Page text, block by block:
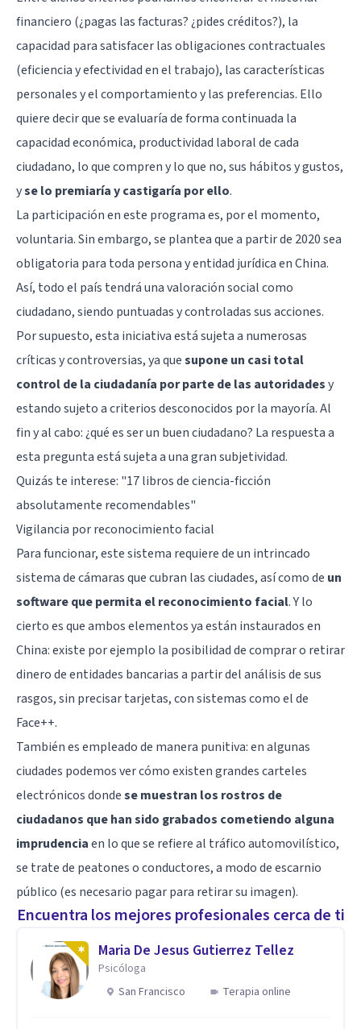
financiero (¿pagas las facturas? ¿pides créditos?), la
capacidad para satisfacer las obligaciones contractuales
(eficiencia y efectividad en el trabajo), las características
personales y el comportamiento y las preferencias. Ello
quiere decir que se evaluaría de forma continuada la
capacidad económica, productividad laboral de cada
ciudadano, lo que compren y lo que no, sus hábitos y gustos,
yse lo premiaría y castigaría por ello.
La participación en este programa es, por el momento,
voluntaria. Sin embargo, se plantea que a partir de 2020 sea
obligatoria para toda persona y entidad jurídica en China.
Así, todo el país tendrá una valoración social como
ciudadano, siendo puntuadas y controladas sus acciones.
Por supuesto, esta iniciativa está sujeta a numerosas
críticas y controversias, ya quesupone un casi total
control de la ciudadanía por parte de las autoridadesy
estando sujeto a criterios desconocidos por la mayoría. Al
fin y al cabo: ¿qué es ser un buen ciudadano? La respuesta a
esta pregunta está sujeta a una gran subjetividad.
Quizás te interese: "17 libros de ciencia-ficción
absolutamente recomendables"
Vigilancia por reconocimiento facial
Para funcionar, este sistema requiere de un intrincado
sistema de cámaras que cubran las ciudades, así como de un
software que permita el reconocimiento facial. Y lo
cierto es que ambos elementos ya están instaurados en
China: existe por ejemplo la posibilidad de comprar o retirar
dinero de entidades bancarias a partir del análisis de sus
rasgos, sin precisar tarjetas, con sistemas como el de
Face++.
También es empleado de manera punitiva: en algunas
ciudades podemos ver cómo existen grandes carteles
electrónicos dondese muestran los rostros de
ciudadanos que han sido grabados cometiendo alguna
imprudenciaen lo que se refiere al tráfico automovilístico,
se trate de peatones o conductores, a modo de escarnio
público (es necesario pagar para retirar su imagen).
Encuentra los mejores profesionales cerca de ti
Maria De Jesus Gutierrez Tellez
Psicóloga
San Francisco
Terapia online